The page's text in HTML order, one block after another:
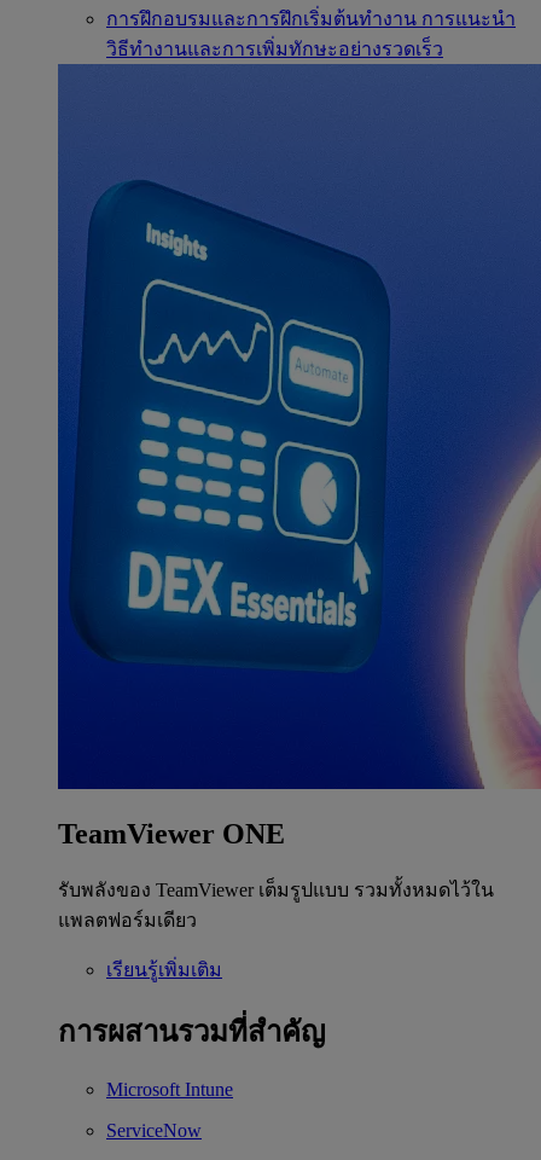
การฝึกอบรมและการฝึกเริ่มต้นทำงาน การแนะนำ
วิธีทำงานและการเพิ่มทักษะอย่างรวดเร็ว
TeamViewer ONE
รับพลังของ TeamViewer เต็มรูปแบบ รวมทั้งหมดไว้ใน
แพลตฟอร์มเดียว
เรียนรู้เพิ่มเติม
การผสานรวมที่สำคัญ
Microsoft Intune
ServiceNow